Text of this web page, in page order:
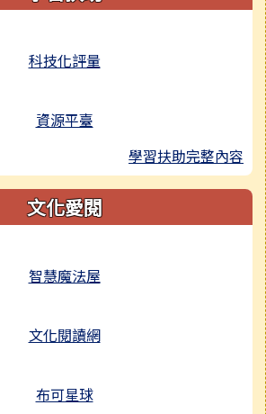
科技化評量
資源平臺
學習扶助完整內容
文化愛閱
智慧魔法屋
文化閱讀網
布可星球